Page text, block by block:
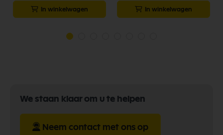
In winkelwagen In winkelwagen
We staan klaar om u te helpen
Neem contact met ons op